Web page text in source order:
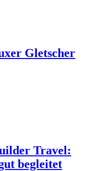
Gletscher
Travel:
begleitet